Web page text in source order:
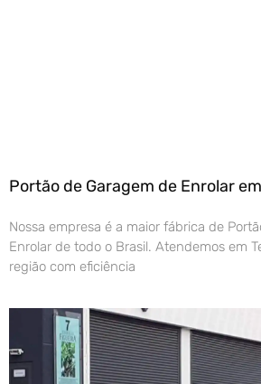
Portão de Garagem de Enrolar
Nossa empresa é a maior fábrica de
Enrolar de todo o Brasil. Atendemos em
região com eficiência